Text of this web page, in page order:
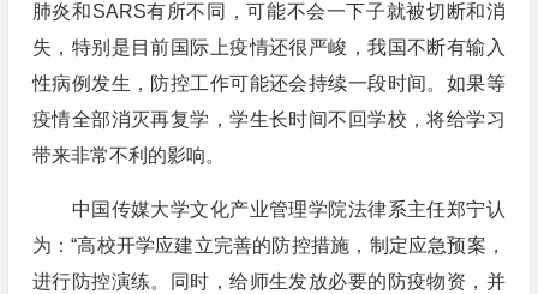
肺炎和SARS有所不同，可能不会一下子就被切断和消
失，特别是目前国际上疫情还很严峻，我国不断有输入
性病例发生，防控工作可能还会持续一段时间。如果等
疫情全部消灭再复学，学生长时间不回学校，将给学习
带来非常不利的影响。
中国传媒大学文化产业管理学院法律系主任郑宁认
为：“高校开学应建立完善的防控措施，制定应急预案，
进行防控演练。同时，给师生发放必要的防疫物资，并